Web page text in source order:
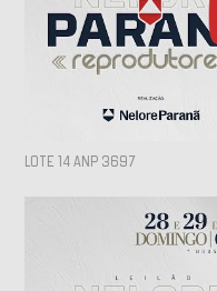
LOTE 14 ANP 3697